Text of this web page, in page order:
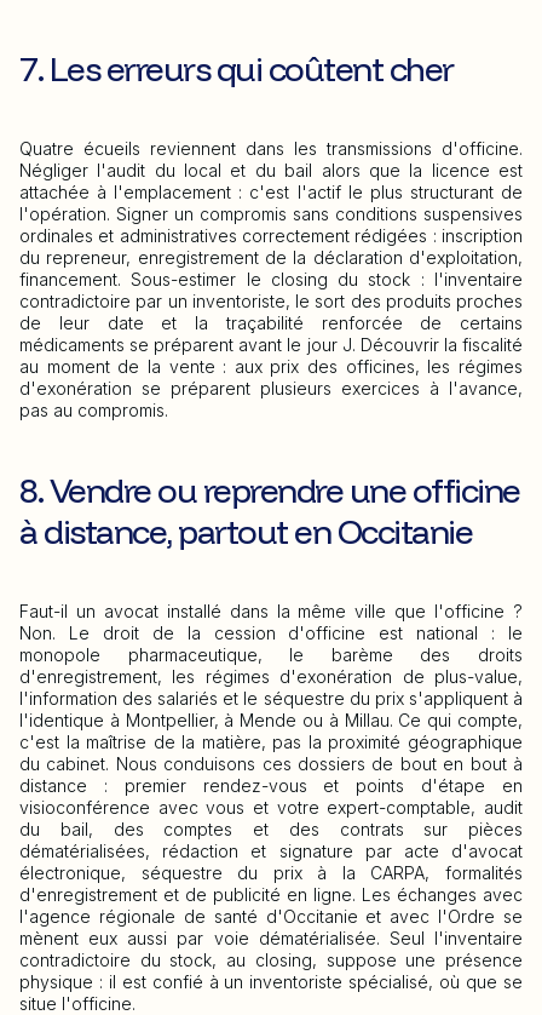
7. Les erreurs qui coûtent cher
Quatre écueils reviennent dans les transmissions d'officine.
Négliger l'audit du local et du bail alors que la licence est
attachée à l'emplacement : c'est l'actif le plus structurant de
l'opération. Signer un compromis sans conditions suspensives
ordinales et administratives correctement rédigées : inscription
du repreneur, enregistrement de la déclaration d'exploitation,
financement. Sous-estimer le closing du stock : l'inventaire
contradictoire par un inventoriste, le sort des produits proches
de leur date et la traçabilité renforcée de certains
médicaments se préparent avant le jour J. Découvrir la fiscalité
au moment de la vente : aux prix des officines, les régimes
d'exonération se préparent plusieurs exercices à l'avance,
pas au compromis.
8. Vendre ou reprendre une officine
à distance, partout en Occitanie
Faut-il un avocat installé dans la même ville que l'officine ?
Non. Le droit de la cession d'officine est national : le
monopole pharmaceutique, le barème des droits
d'enregistrement, les régimes d'exonération de plus-value,
l'information des salariés et le séquestre du prix s'appliquent à
l'identique à Montpellier, à Mende ou à Millau. Ce qui compte,
c'est la maîtrise de la matière, pas la proximité géographique
du cabinet. Nous conduisons ces dossiers de bout en bout à
distance : premier rendez-vous et points d'étape en
visioconférence avec vous et votre expert-comptable, audit
du bail, des comptes et des contrats sur pièces
dématérialisées, rédaction et signature par acte d'avocat
électronique, séquestre du prix à la CARPA, formalités
d'enregistrement et de publicité en ligne. Les échanges avec
l'agence régionale de santé d'Occitanie et avec l'Ordre se
mènent eux aussi par voie dématérialisée. Seul l'inventaire
contradictoire du stock, au closing, suppose une présence
physique : il est confié à un inventoriste spécialisé, où que se
situe l'officine.